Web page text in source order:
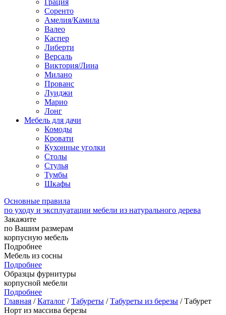
Грация
Соренто
Амелия/Камила
Валео
Каспер
Либерти
Версаль
Виктория/Лина
Милано
Прованс
Луиджи
Марио
Лонг
Мебель для дачи
Комоды
Кровати
Кухонные уголки
Столы
Стулья
Тумбы
Шкафы
Основные правила
по уходу и эксплуатации мебели из натурального дерева
Закажите
по Вашим размерам
корпусную мебель
Подробнее
Мебель из сосны
Подробнее
Образцы фурнитуры
корпусной мебели
Подробнее
Главная /Каталог /Табуреты /Табуреты из березы / Табурет
Норт из массива березы